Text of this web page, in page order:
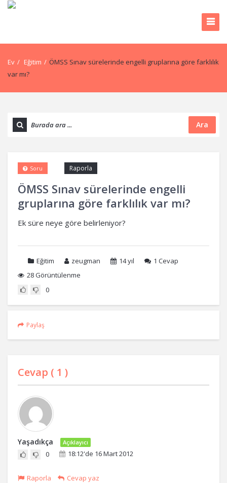
Ev / Eğitim / ÖMSS Sınav sürelerinde engelli gruplarına göre farklılık
var mı?
Ara
ÖMSS Sınav sürelerinde engelli
gruplarına göre farklılık var mı?
Raporla
Soru
Ek süre neye göre belirleniyor?
Eğitim zeugman 14 yıl 1 Cevap
28 Görüntülenme
0
Paylaş
Cevap ( 1 )
Yaşadıkça Açıklayıcı
0 18:12'de 16 Mart 2012
Raporla Cevap yaz